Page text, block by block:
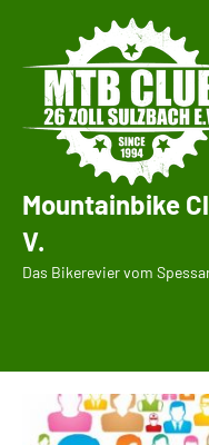
springen
Mountainbike
V.
Das Bikerevier vom